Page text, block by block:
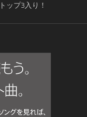
ップ3入り！